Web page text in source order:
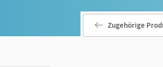
Zugehörige